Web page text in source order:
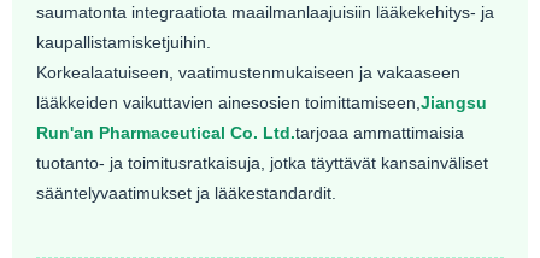
saumatonta integraatiota maailmanlaajuisiin lääkekehitys- ja
kaupallistamisketjuihin.
Korkealaatuiseen, vaatimustenmukaiseen ja vakaaseen
lääkkeiden vaikuttavien ainesosien toimittamiseen, Jiangsu
Run'an Pharmaceutical Co. Ltd.tarjoaa ammattimaisia ​​
tuotanto- ja toimitusratkaisuja, jotka täyttävät kansainväliset
sääntelyvaatimukset ja lääkestandardit.